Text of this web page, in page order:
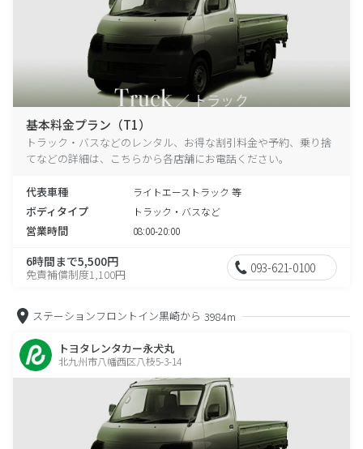
基本料金プラン（T1）
トラック・バスなどのレンタル、お得な割引料金や予約、乗り捨
てなどの詳細は、こちらから各店舗にお電話ください。
代表車種 ライトエーストラック 等
ボディタイプ トラック・バスなど
営業時間 08:00-20:00
6時間まで5,500円
免責補償制度1,100円 093-621-0100
ステーションフロントイン黒崎から 3984m
トヨタレンタカー永犬丸
北九州市八幡西区八枝5-3-14